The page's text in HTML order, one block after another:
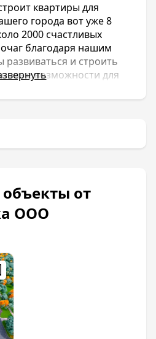
квартиры для
города вот уже 8
2000 счастливых
благодаря нашим
и строить
возможности для
для новых людей,
от
ООО